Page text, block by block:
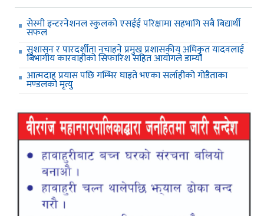
सेस्मी इन्टरनेशनल स्कुलको एसईई परिक्षामा सहभागि सबै बिद्यार्थी
सफल
सुशासन र पारदर्शीता नचाहने प्रमुख प्रशासकीय अधिकृत यादवलाई
बिभागीय कारवाहीको सिफारिश सहित आयोगले डाम्यो
आत्मदाह प्रयास पछि गम्भिर घाइते भएका सर्लाहीको गोडैताका
मण्डलको मृत्यु